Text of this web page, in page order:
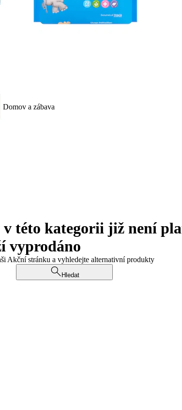
Domov a zábava
této kategorii již není
vyprodáno
Akční stránku a vyhledejte alternativní produkty
Hledat